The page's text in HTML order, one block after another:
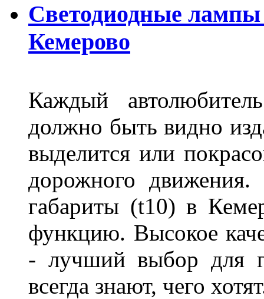
Светодиодные
Кемерово
Каждый
должно быть видно
выделится или
дорожного
габариты (t10) в
функцию. Высокое
- лучший выбор для
всегда знают, чего